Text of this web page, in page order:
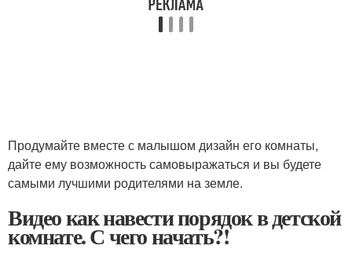
Продумайте вместе с малышом дизайн его комнаты,
дайте ему возможность самовыражаться и вы будете
самыми лучшими родителями на земле.
Видео как навести порядок в детской
комнате. С чего начать?!